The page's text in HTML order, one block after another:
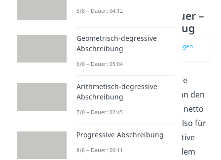
Vorsteuer Umsatzsteuer –
3. Stufe Vorsteuerabzug
zur Stelle im Video springen
(03:09)
Als dritte und auch letzte Stufe
verkauft der Handel die Uhr an den
Endverbraucher für 300 Euro netto
plus 57 Euro Umsatzsteuer, also für
357 Euro. Man kann die effektive
Umsatzsteuer berechnen, indem
5/8 – Dauer: 04:12
Geometrisch-degressive
Abschreibung
6/8 – Dauer: 05:04
Arithmetisch-degressive
Abschreibung
7/8 – Dauer: 02:45
Progressive Abschreibung
8/8 – Dauer: 06:11